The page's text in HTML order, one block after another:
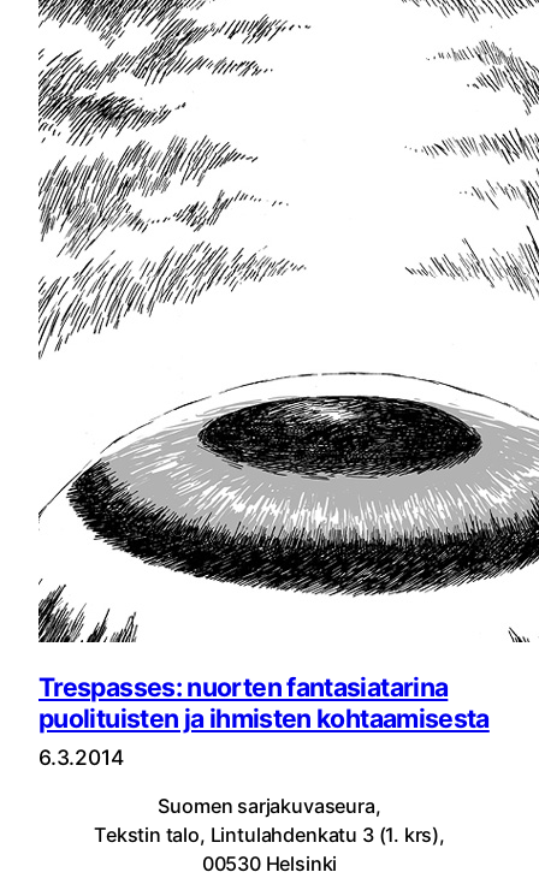
Trespasses: nuorten fantasiatarina
puolituisten ja ihmisten kohtaamisesta
6.3.2014
Suomen sarjakuvaseura,
Tekstin talo, Lintulahdenkatu 3 (1. krs),
00530 Helsinki